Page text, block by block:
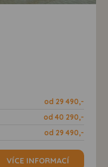
od 29 490,-
od 40 290,-
od 29 490,-
VÍCE INFORMACÍ